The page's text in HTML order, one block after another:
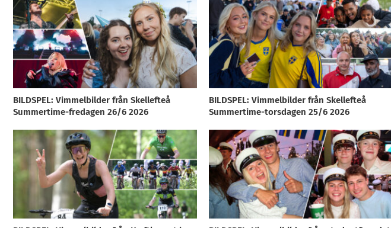
BILDSPEL: Vimmelbilder från Skellefteå
Summertime-fredagen 26/6 2026
BILDSPEL: Vimmelbilder från Skellefteå
Summertime-torsdagen 25/6 2026